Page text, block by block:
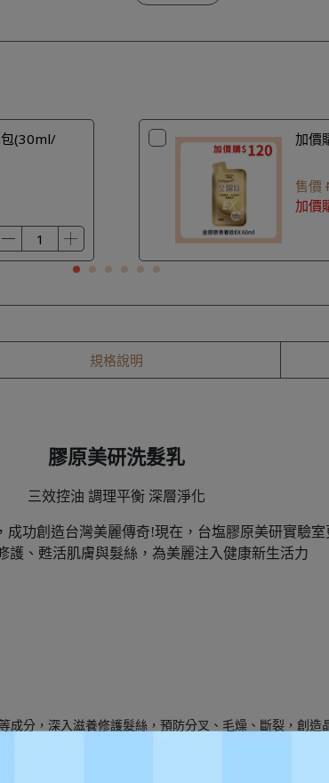
包(30ml/
加價
售價
加價
規格說明
膠原美研洗髮乳
三效控油 調理平衡 深層淨化
功創造台灣美麗傳奇!現在，台塩膠原美研實驗
護、甦活肌膚與髮絲，為美麗注入健康新生活力
分，深入滋養修護髮絲，預防分叉、毛燥、斷裂，創造